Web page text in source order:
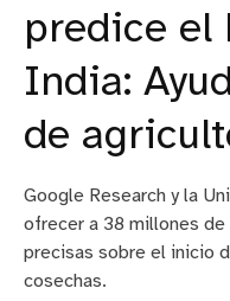
predice el
India:
de
Google Research y la
ofrecer a 38 millones
precisas sobre el inicio
cosechas.